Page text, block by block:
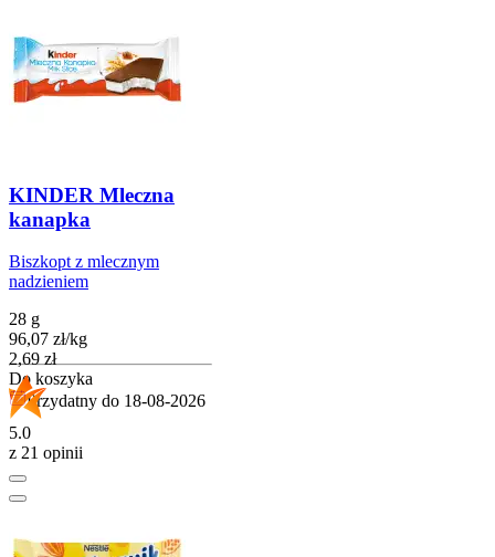
KINDER Mleczna
kanapka
Biszkopt z mlecznym
nadzieniem
28 g
96,07 zł/kg
Cena
2,69 zł
Do koszyka
Przydatny do 18-08-2026
5.0
z 21 opinii